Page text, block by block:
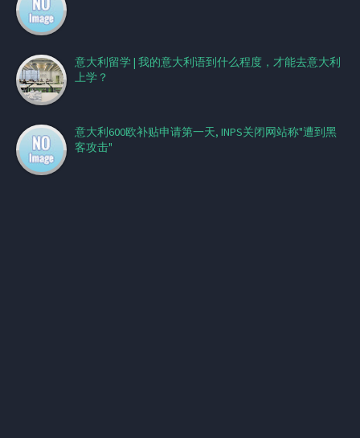
意大利留学 | 我的意大利语到什么程度，才能去意大利
上学？
意大利600欧补贴申请第一天, INPS关闭网站称"遭到黑
客攻击"